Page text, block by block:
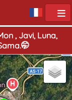
, Javi, Luna,